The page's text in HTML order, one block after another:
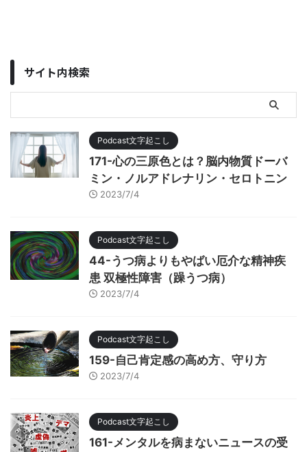
サイト内検索
Podcast文字起こし
171-心の三原色とは？脳内物質ドーバ
ミン・ノルアドレナリン・セロトニン
2023/7/4
Podcast文字起こし
44-うつ病よりもやばい厄介な精神疾
患 双極性障害（躁うつ病）
2023/7/4
Podcast文字起こし
159-自己肯定感の高め方、守り方
2023/7/4
Podcast文字起こし
161-メンタルを病まないニュースの受